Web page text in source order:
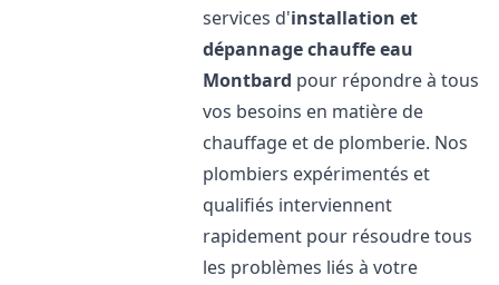
services d'installation et
dépannage chauffe eau
Montbard pour répondre à tous
vos besoins en matière de
chauffage et de plomberie. Nos
plombiers expérimentés et
qualifiés interviennent
rapidement pour résoudre tous
les problèmes liés à votre